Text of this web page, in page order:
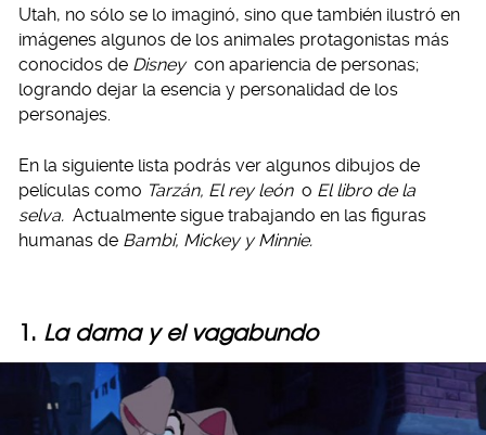
Utah, no sólo se lo imaginó, sino que también ilustró en
imágenes algunos de los animales protagonistas más
conocidos de Disney con apariencia de personas;
logrando dejar la esencia y personalidad de los
personajes.
En la siguiente lista podrás ver algunos dibujos de
películas como Tarzán, El rey león o El libro de la
selva. Actualmente sigue trabajando en las figuras
humanas de Bambi, Mickey y Minnie.
1. La dama y el vagabundo